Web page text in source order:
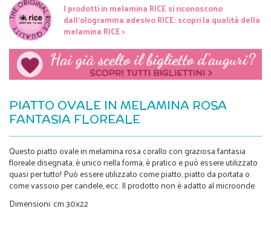
I prodotti in melamina RICE si riconoscono
dall'ologramma adesivo RICE: scopri la qualità della
melamina RICE >
PIATTO OVALE IN MELAMINA ROSA
FANTASIA FLOREALE
Questo piatto ovale in melamina rosa corallo con graziosa fantasia
floreale disegnata, è unico nella forma, è pratico e può essere utilizzato
quasi per tutto! Può essere utilizzato come piatto, piatto da portata o
come vassoio per candele, ecc. Il prodotto non è adatto al microonde.
Dimensioni: cm 30x22